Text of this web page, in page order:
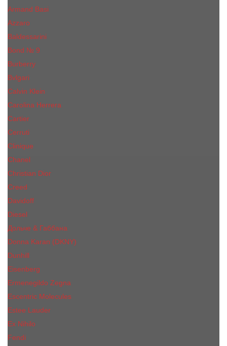
Armand Basi
Azzaro
Baldessarini
Bond № 9
Burberry
Bvlgari
Calvin Klein
Carolina Herrera
Cartier
Cerruti
Сliniquе
Chanel
Christian Dior
Creed
Davidoff
Diesel
Дольче & Габбана
Donna Karan (DKNY)
Dunhill
Eisenberg
Ermenegildo Zegna
Escentric Molecules
Еsteе Lаudеr
Ex Nihilo
Fendi